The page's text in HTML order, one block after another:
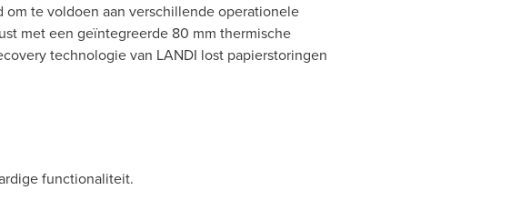
om te voldoen aan verschillende operationele
met een geïntegreerde 80 mm thermische
technologie van LANDI lost papierstoringen
functionaliteit.